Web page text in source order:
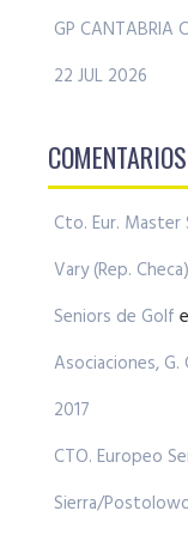
GP CANTABRIA
22 JUL 2026
Cto. Eur. Master
Vary (Rep.
Seniors de Golf
Asociaciones, G.
2017
CTO. Europeo
Sierra/